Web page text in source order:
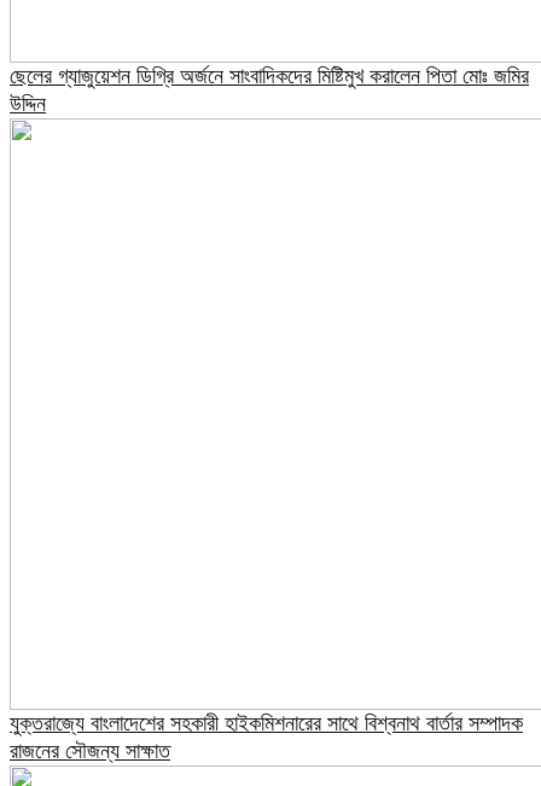
ছেলের গ্যাজুয়েশন ডিগ্রি অর্জনে সাংবাদিকদের মিষ্টিমুখ করালেন পিতা মোঃ জমির
উদ্দিন
যুক্তরাজ্যে বাংলাদেশের সহকারী হাইকমিশনারের সাথে বিশ্বনাথ বার্তার সম্পাদক
রাজনের সৌজন্য সাক্ষাত